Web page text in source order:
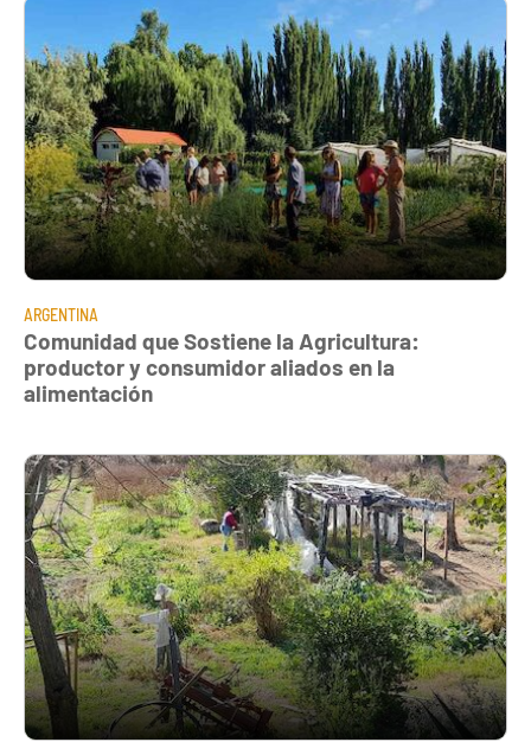
ARGENTINA
Comunidad que Sostiene la Agricultura:
productor y consumidor aliados en la
alimentación